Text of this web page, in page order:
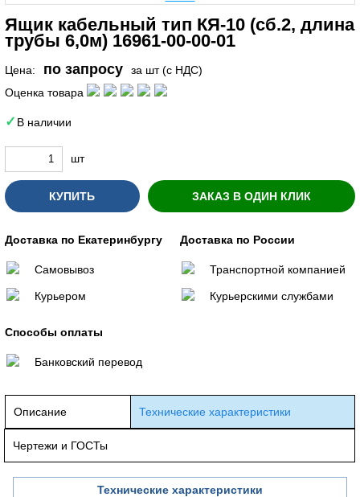
Ящик кабельный тип КЯ-10 (сб.2, длина
трубы 6,0м) 16961-00-00-01
Цена: по запросу
за шт (с НДС)
Оценка товара
В наличии
шт
КУПИТЬ ЗАКАЗ В ОДИН КЛИК
Доставка по Екатеринбургу
Самовывоз
Курьером
Доставка по России
Транспортной компанией
Курьерскими службами
Способы оплаты
Банковский перевод
Описание Технические характеристики
Чертежи и ГОСТы
Технические характеристики